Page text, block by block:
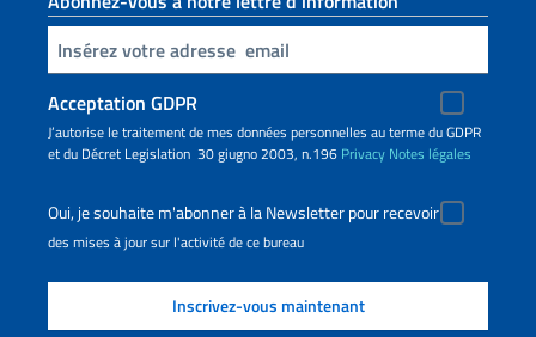
Insert your email
Acceptation GDPR
J’autorise le traitement de mes données personnelles au terme du GDPR
et du Décret Legislation 30 giugno 2003, n.196 Privacy Notes légales
Oui, je souhaite m'abonner à la Newsletter pour recevoir
des mises à jour sur l'activité de ce bureau